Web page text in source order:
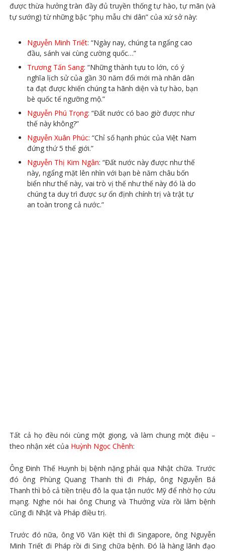
được thừa hưởng tràn đầy đủ truyền thống tự hào, tự mãn (và
tự sướng) từ những bậc “phụ mẫu chi dân” của xứ sở này:
Nguyễn Minh Triết: “Ngày nay, chúng ta ngẩng cao
đầu, sánh vai cùng cường quốc…”
Trương Tấn Sang: “Những thành tựu to lớn, có ý
nghĩa lịch sử của gần 30 năm đổi mới mà nhân dân
ta đạt được khiến chúng ta hãnh diện và tự hào, bạn
bè quốc tế ngưỡng mộ.”
Nguyễn Phú Trọng: “Đất nước có bao giờ được như
thế này không?”
Nguyễn Xuân Phúc: “Chỉ số hạnh phúc của Việt Nam
đứng thứ 5 thế giới.”
Nguyễn Thị Kim Ngân: “Đất nước này được như thế
này, ngẩng mặt lên nhìn với bạn bè năm châu bốn
biển như thế này, vai trò vị thế như thế này đó là do
chúng ta duy trì được sự ổn định chính trị và trật tự
an toàn trong cả nước.”
Tất cả họ đều nói cùng một giọng, và làm chung một điệu –
theo nhận xét của Huỳnh Ngọc Chênh:
Ông Đinh Thế Huynh bị bệnh nặng phải qua Nhật chữa. Trước
đó ông Phùng Quang Thanh thì đi Pháp, ông Nguyễn Bá
Thanh thì bỏ cả tiền triệu đô la qua tận nước Mỹ để nhờ họ cứu
mạng. Nghe nói hai ông Chung và Thưởng vừa rồi lâm bệnh
cũng đi Nhật và Pháp điều trị.
Trước đó nữa, ông Võ Văn Kiệt thì đi Singapore, ông Nguyễn
Minh Triết đi Pháp rồi đi Sing chữa bệnh. Đó là hàng lãnh đạo